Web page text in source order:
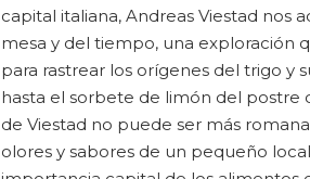
capital italiana, Andreas Viestad nos
mesa y del tiempo, una exploración
para rastrear los orígenes del trigo y
hasta el sorbete de limón del postre
de Viestad no puede ser más
olores y sabores de un pequeño